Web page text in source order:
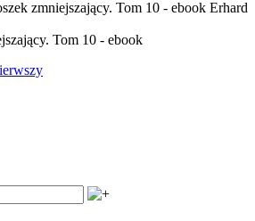
Tom 10 - ebook